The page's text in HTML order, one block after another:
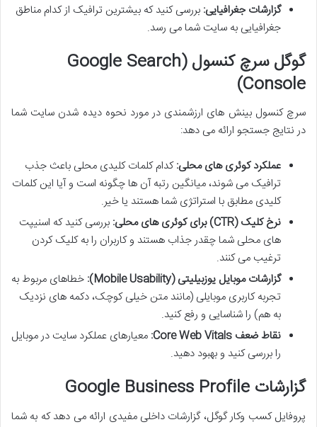
گزارشات جغرافیایی: بررسی کنید که بیشترین ترافیک از کدام مناطق
جغرافیایی به سایت شما می رسد.
گوگل سرچ کنسول (Google Search
Console)
سرچ کنسول بینش های ارزشمندی در مورد نحوه دیده شدن سایت شما
در نتایج جستجو ارائه می دهد:
عملکرد کوئری های محلی:کدام کلمات کلیدی محلی باعث جذب
ترافیک می شوند، میانگین رتبه آن ها چگونه است و آیا این کلمات
کلیدی مطابق با استراتژی شما هستند یا خیر.
نرخ کلیک (CTR) برای کوئری های محلی:
بررسی کنید که اسنیپت
های محلی شما چقدر جذاب هستند و کاربران را به کلیک کردن
ترغیب می کنند.
گزارشات موبایل یوزبیلیتی (Mobile Usability):
خطاهای مربوط به
تجربه کاربری موبایلی (مانند متن خیلی کوچک، دکمه های نزدیک
به هم) را شناسایی و رفع کنید.
نقاط ضعف Core Web Vitals:
معیارهای عملکرد سایت در موبایل
را بررسی کنید و بهبود دهید.
گزارشات Google Business Profile
پروفایل کسب وکار گوگل، گزارشات داخلی مفیدی ارائه می دهد که به شما